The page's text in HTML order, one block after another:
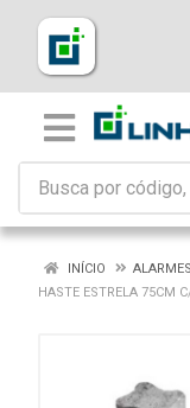
INÍCIO ALARMES
HASTE ESTRELA 75CM